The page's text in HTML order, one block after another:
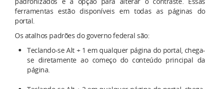
ferramentas estão disponíveis em todas as páginas do
portal.
Os atalhos padrões do governo federal são:
Teclando-se Alt + 1 em qualquer página do portal, chega-
se diretamente ao começo do conteúdo principal da
página.